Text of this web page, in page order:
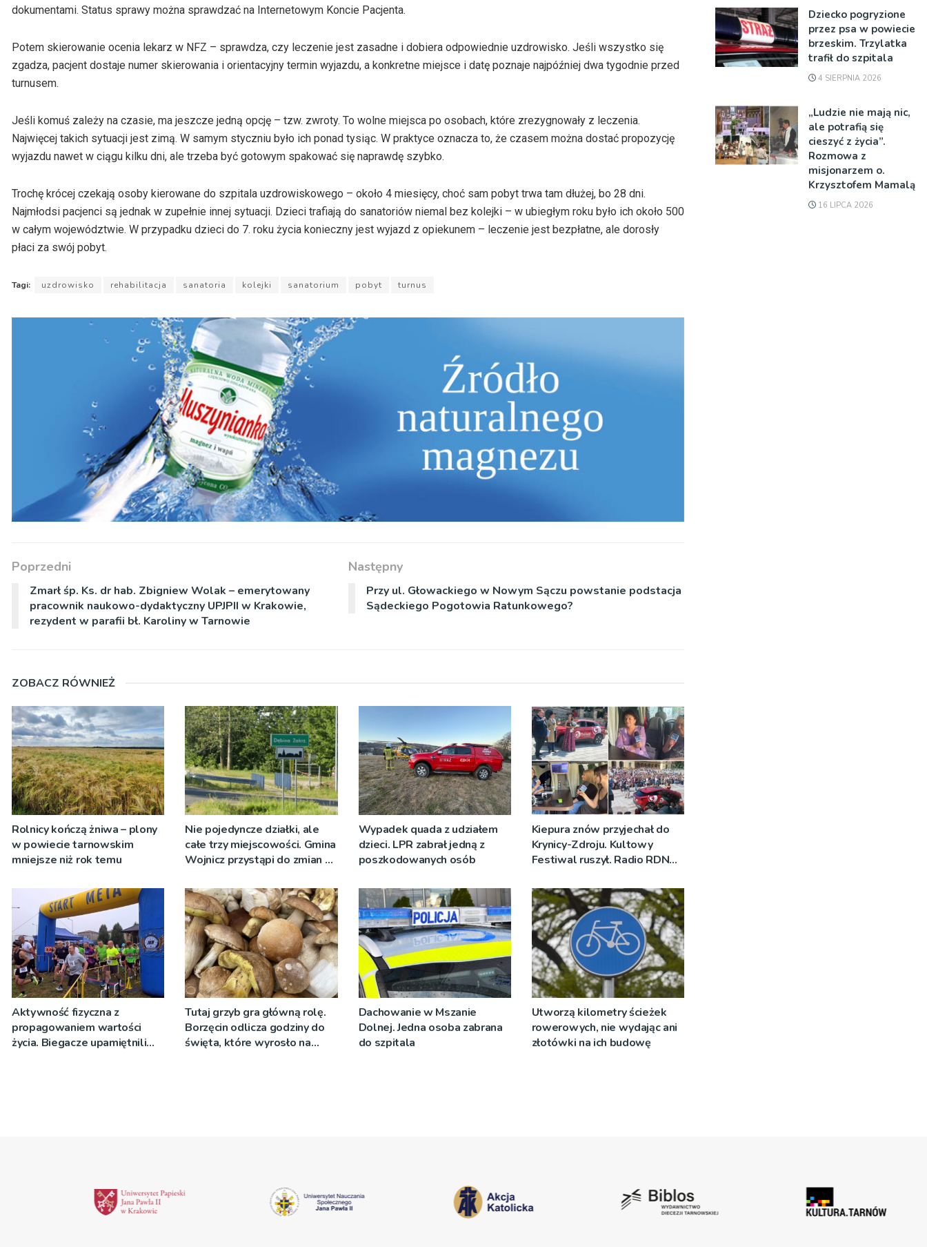
dokumentami. Status sprawy można sprawdzać na Internetowym Koncie Pacjenta.
Potem skierowanie ocenia lekarz w NFZ – sprawdza, czy leczenie jest zasadne i dobiera odpowiednie uzdrowisko. Jeśli wszystko się
zgadza, pacjent dostaje numer skierowania i orientacyjny termin wyjazdu, a konkretne miejsce i datę poznaje najpóźniej dwa tygodnie przed
turnusem.
Jeśli komuś zależy na czasie, ma jeszcze jedną opcję – tzw. zwroty. To wolne miejsca po osobach, które zrezygnowały z leczenia.
Najwięcej takich sytuacji jest zimą. W samym styczniu było ich ponad tysiąc. W praktyce oznacza to, że czasem można dostać propozycję
wyjazdu nawet w ciągu kilku dni, ale trzeba być gotowym spakować się naprawdę szybko.
Trochę krócej czekają osoby kierowane do szpitala uzdrowiskowego – około 4 miesięcy, choć sam pobyt trwa tam dłużej, bo 28 dni.
Najmłodsi pacjenci są jednak w zupełnie innej sytuacji. Dzieci trafiają do sanatoriów niemal bez kolejki – w ubiegłym roku było ich około 500
w całym województwie. W przypadku dzieci do 7. roku życia konieczny jest wyjazd z opiekunem – leczenie jest bezpłatne, ale dorosły
płaci za swój pobyt.
Tagi: uzdrowisko rehabilitacja sanatoria kolejki sanatorium pobyt turnus
Poprzedni
Zmarł śp. Ks. dr hab. Zbigniew Wolak – emerytowany
pracownik naukowo-dydaktyczny UPJPII w Krakowie,
rezydent w parafii bł. Karoliny w Tarnowie
Następny
Przy ul. Głowackiego w Nowym Sączu powstanie podstacja
Sądeckiego Pogotowia Ratunkowego?
ZOBACZ RÓWNIEŻ
Rolnicy kończą żniwa – plony
w powiecie tarnowskim
mniejsze niż rok temu
Nie pojedyncze działki, ale
całe trzy miejscowości. Gmina
Wojnicz przystąpi do zmian w
Wypadek quada z udziałem
dzieci. LPR zabrał jedną z
poszkodowanych osób
Kiepura znów przyjechał do
Krynicy-Zdroju. Kultowy
Festiwal ruszył. Radio RDN
[ZDJĘCIA]
Aktywność fizyczna z
propagowaniem wartości
życia. Biegacze upamiętnili
Tutaj grzyb gra główną rolę.
Borzęcin odlicza godziny do
święta, które wyrosło na
Dachowanie w Mszanie
Dolnej. Jedna osoba zabrana
do szpitala
Utworzą kilometry ścieżek
rowerowych, nie wydając ani
złotówki na ich budowę
Dziecko pogryzione
przez psa w powiecie
brzeskim. Trzylatka
trafił do szpitala
4 SIERPNIA 2026
„Ludzie nie mają nic,
ale potrafią się
cieszyć z życia”.
Rozmowa z
misjonarzem o.
Krzysztofem Mamalą
16 LIPCA 2026